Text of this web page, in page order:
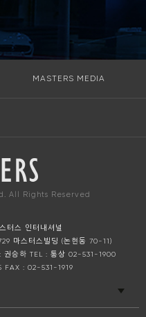
MASTERS MEDIA
All Rights Reserved
터스 인터내셔널
마스터스빌딩 (논현동 70-11)
권승하 TEL : 통상 02-531-1900
FAX : 02-531-1919